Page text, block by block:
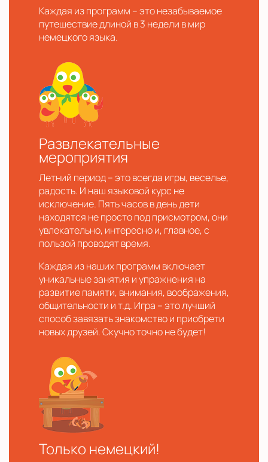
Каждая из программ – это незабываемое
путешествие длиной в 3 недели в мир
немецкого языка.
Развлекательные
мероприятия
Летний период – это всегда игры, веселье,
радость. И наш языковой курс не
исключение. Пять часов в день дети
находятся не просто под присмотром, они
увлекательно, интересно и, главное, с
пользой проводят время.
Каждая из наших программ включает
уникальные занятия и упражнения на
развитие памяти, внимания, воображения,
общительности и т.д. Игра – это лучший
способ завязать знакомство и приобрети
новых друзей. Скучно точно не будет!
Только немецкий!